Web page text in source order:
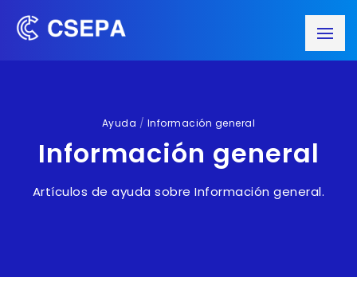
Ayuda / Información general
Información general
Artículos de ayuda sobre Información general.